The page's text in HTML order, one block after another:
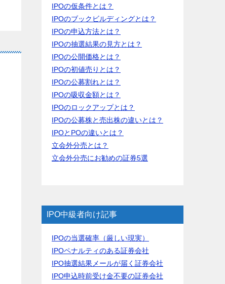
IPOの仮条件とは？
IPOのブックビルディングとは？
IPOの申込方法とは？
IPOの抽選結果の見方とは？
IPOの公開価格とは？
IPOの初値売りとは？
IPOの公募割れとは？
IPOの吸収金額とは？
IPOのロックアップとは？
IPOの公募株と売出株の違いとは？
IPOとPOの違いとは？
立会外分売とは？
立会外分売にお勧めの証券5選
IPO中級者向け記事
IPOの当選確率（厳しい現実）
IPOペナルティのある証券会社
IPO抽選結果メールが届く証券会社
IPO申込時前受け金不要の証券会社